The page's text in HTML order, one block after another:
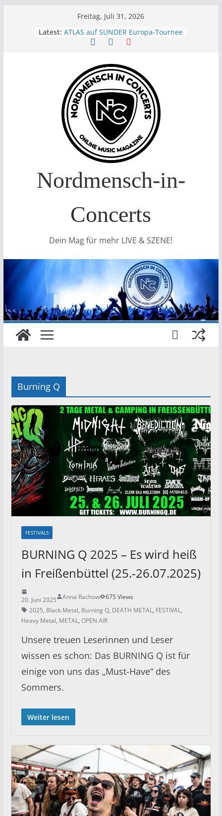
Freitag, Juli 31, 2026
Latest: ATLAS auf SUNDER Europa-Tournee
Oelde Open Air 2026
Metal und Camping in
Freißenbüttel (Ausverkauft!)
FEED THE SICKNESS im Interview
I Prevail – Violent Nature Europe
Tour
Nordmensch-in-
Concerts
Dein Mag für mehr LIVE & SZENE!
Burning Q
FESTIVALS
BURNING Q 2025 – Es wird heiß
in Freißenbüttel (25.-26.07.2025)
20. Juni 2025 Anna Rachow
675 Views
2025, Black Metal, Burning Q, DEATH METAL, FESTIVAL,
Heavy Metal, METAL, OPEN AIR
Unsere treuen Leserinnen und Leser
wissen es schon: Das BURNING Q ist für
einige von uns das „Must-Have“ des
Sommers.
Weiter lesen